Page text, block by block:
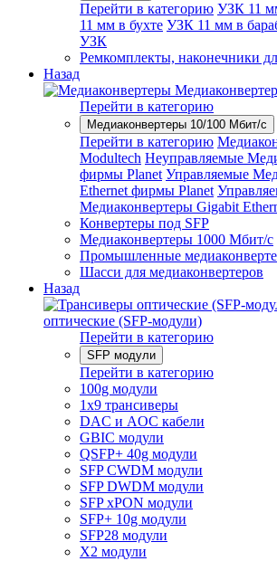
Перейти в категорию УЗК 11
11 мм в бухте УЗК 11 мм в
УЗК
Ремкомплекты, наконечники
Назад
Перейти в категорию
Медиаконвертеры 10/100 Мбит/с
Перейти в категорию
Modultech Неуправляемые
фирмы Planet Управляемые
Ethernet фирмы Planet
Медиаконвертеры Gigabit
Конвертеры под SFP
Медиаконвертеры 1000 Мбит/с
Промышленные
Шасси для медиаконвертеров
Назад
оптические (SFP-модули)
Перейти в категорию
SFP модули
Перейти в категорию
100g модули
1x9 трансиверы
DAC и AOC кабели
GBIC модули
QSFP+ 40g модули
SFP CWDM модули
SFP DWDM модули
SFP xPON модули
SFP+ 10g модули
SFP28 модули
X2 модули